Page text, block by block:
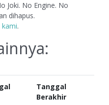
Joki. No Engine. No
dihapus.
kami.
Tanggal
Berakhir